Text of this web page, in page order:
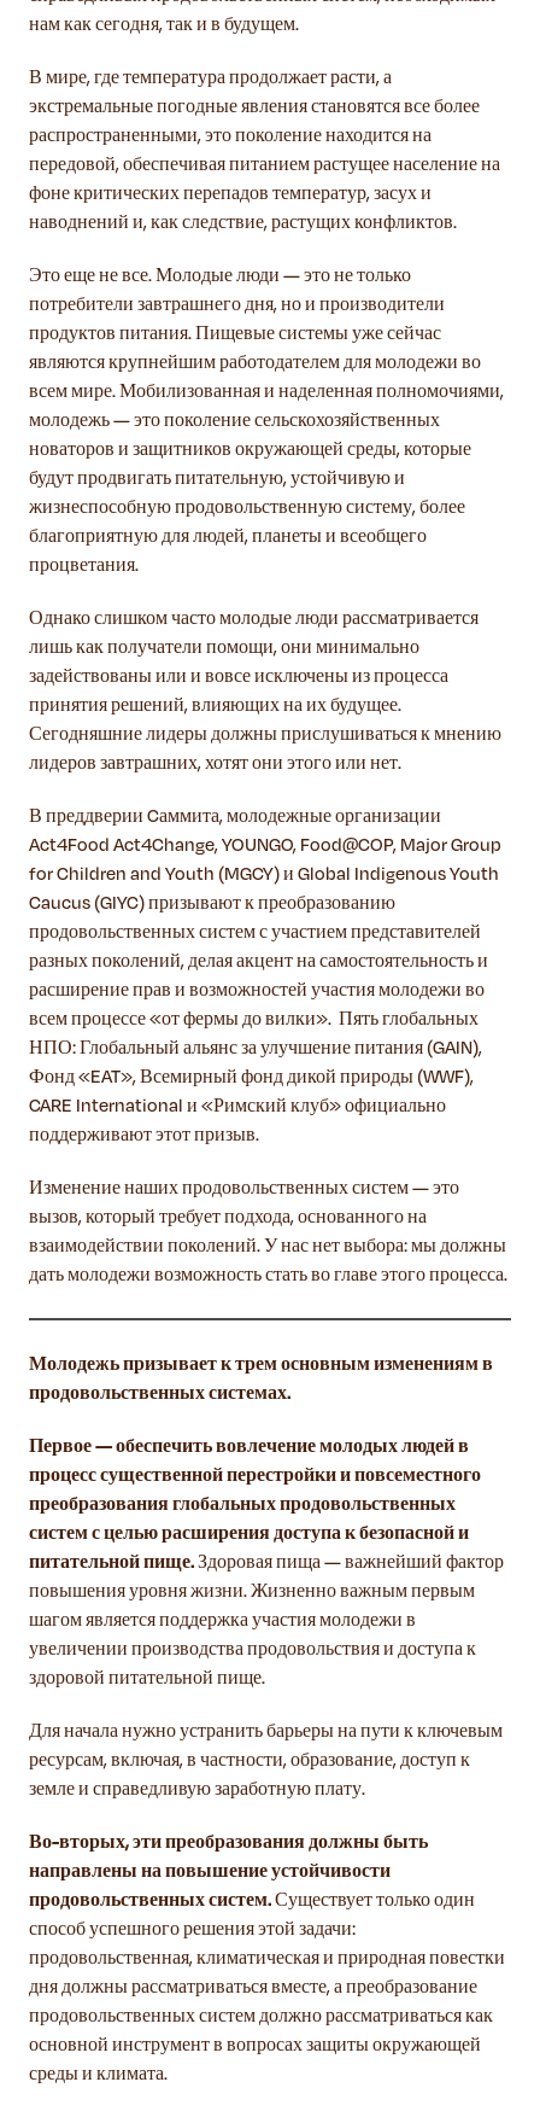
нам как сегодня, так и в будущем.
В мире, где температура продолжает расти, а
экстремальные погодные явления становятся все более
распространенными, это поколение находится на
передовой, обеспечивая питанием растущее население на
фоне критических перепадов температур, засух и
наводнений и, как следствие, растущих конфликтов.
Это еще не все. Молодые люди — это не только
потребители завтрашнего дня, но и производители
продуктов питания. Пищевые системы уже сейчас
являются крупнейшим работодателем для молодежи во
всем мире. Мобилизованная и наделенная полномочиями,
молодежь — это поколение сельскохозяйственных
новаторов и защитников окружающей среды, которые
будут продвигать питательную, устойчивую и
жизнеспособную продовольственную систему, более
благоприятную для людей, планеты и всеобщего
процветания.
Однако слишком часто молодые люди рассматривается
лишь как получатели помощи, они минимально
задействованы или и вовсе исключены из процесса
принятия решений, влияющих на их будущее.
Сегодняшние лидеры должны прислушиваться к мнению
лидеров завтрашних, хотят они этого или нет.
В преддверии Cаммита, молодежные организации
Act4Food Act4Change, YOUNGO, Food@COP, Major Group
for Children and Youth (MGCY) и Global Indigenous Youth
Caucus (GIYC) призывают к преобразованию
продовольственных систем с участием представителей
разных поколений, делая акцент на самостоятельность и
расширение прав и возможностей участия молодежи во
всем процессе «от фермы до вилки». Пять глобальных
НПО: Глобальный альянс за улучшение питания (GAIN),
Фонд «EAT», Всемирный фонд дикой природы (WWF),
CARE International и «Римский клуб» официально
поддерживают этот призыв.
Изменение наших продовольственных систем — это
вызов, который требует подхода, основанного на
взаимодействии поколений. У нас нет выбора: мы должны
дать молодежи возможность стать во главе этого процесса.
Молодежь призывает к трем основным изменениям в
продовольственных системах.
Первое — обеспечить вовлечение молодых людей в
процесс существенной перестройки и повсеместного
преобразования глобальных продовольственных
систем с целью расширения доступа к безопасной и
питательной пище.Здоровая пища — важнейший фактор
повышения уровня жизни. Жизненно важным первым
шагом является поддержка участия молодежи в
увеличении производства продовольствия и доступа к
здоровой питательной пище.
Для начала нужно устранить барьеры на пути к ключевым
ресурсам, включая, в частности, образование, доступ к
земле и справедливую заработную плату.
Во-вторых, эти преобразования должны быть
направлены на повышение устойчивости
продовольственных систем.Существует только один
способ успешного решения этой задачи:
продовольственная, климатическая и природная повестки
дня должны рассматриваться вместе, а преобразование
продовольственных систем должно рассматриваться как
основной инструмент в вопросах защиты окружающей
среды и климата.